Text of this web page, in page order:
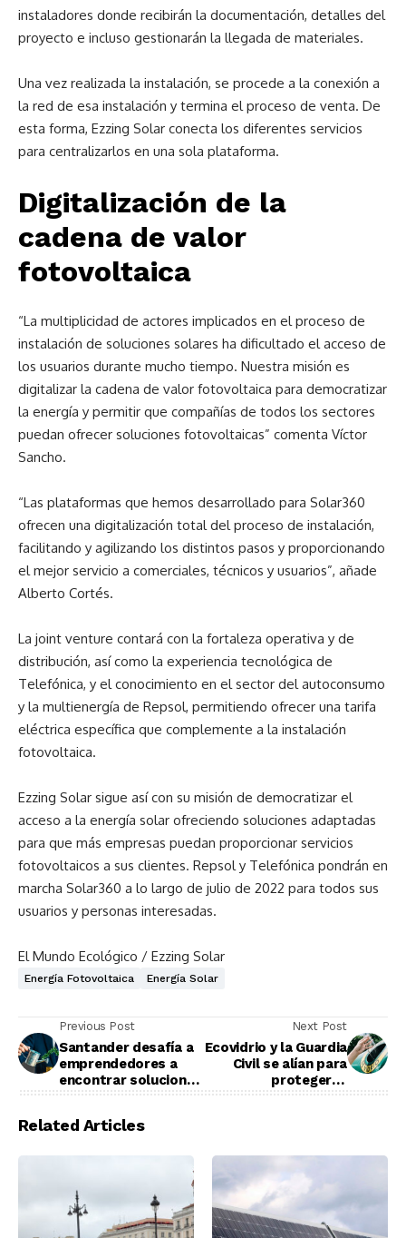
instaladores donde recibirán la documentación, detalles del
proyecto e incluso gestionarán la llegada de materiales.
Una vez realizada la instalación, se procede a la conexión a
la red de esa instalación y termina el proceso de venta. De
esta forma, Ezzing Solar conecta los diferentes servicios
para centralizarlos en una sola plataforma.
Digitalización de la
cadena de valor
fotovoltaica
“La multiplicidad de actores implicados en el proceso de
instalación de soluciones solares ha dificultado el acceso de
los usuarios durante mucho tiempo. Nuestra misión es
digitalizar la cadena de valor fotovoltaica para democratizar
la energía y permitir que compañías de todos los sectores
puedan ofrecer soluciones fotovoltaicas” comenta Víctor
Sancho.
“Las plataformas que hemos desarrollado para Solar360
ofrecen una digitalización total del proceso de instalación,
facilitando y agilizando los distintos pasos y proporcionando
el mejor servicio a comerciales, técnicos y usuarios”, añade
Alberto Cortés.
La joint venture contará con la fortaleza operativa y de
distribución, así como la experiencia tecnológica de
Telefónica, y el conocimiento en el sector del autoconsumo
y la multienergía de Repsol, permitiendo ofrecer una tarifa
eléctrica específica que complemente a la instalación
fotovoltaica.
Ezzing Solar sigue así con su misión de democratizar el
acceso a la energía solar ofreciendo soluciones adaptadas
para que más empresas puedan proporcionar servicios
fotovoltaicos a sus clientes. Repsol y Telefónica pondrán en
marcha Solar360 a lo largo de julio de 2022 para todos sus
usuarios y personas interesadas.
El Mundo Ecológico / Ezzing Solar
Energía Fotovoltaica Energía Solar
Previous Post
Santander desafía a
emprendedores a
encontrar soluciones
Next Post
Ecovidrio y la Guardia
Civil se alían para
proteger el
Related Articles